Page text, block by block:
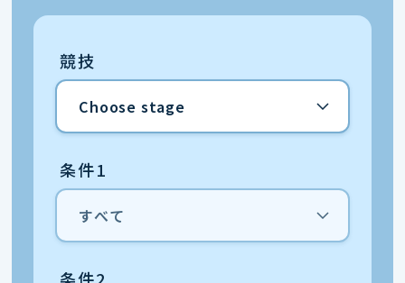
競技
条件1
条件2